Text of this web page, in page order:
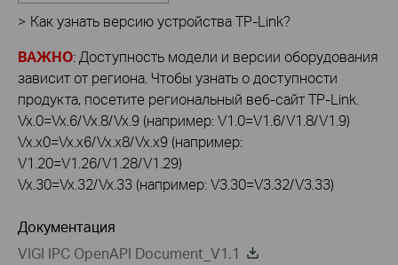
> Как узнать версию устройства TP-Link?
ВАЖНО: Доступность модели и версии оборудования
зависит от региона. Чтобы узнать о доступности
продукта, посетите региональный веб-сайт TP-Link.
Vx.0=Vx.6/Vx.8/Vx.9 (например: V1.0=V1.6/V1.8/V1.9)
Vx.x0=Vx.x6/Vx.x8/Vx.x9 (например:
V1.20=V1.26/V1.28/V1.29)
Vx.30=Vx.32/Vx.33 (например: V3.30=V3.32/V3.33)
Документация
VIGI IPC OpenAPI Document_V1.1